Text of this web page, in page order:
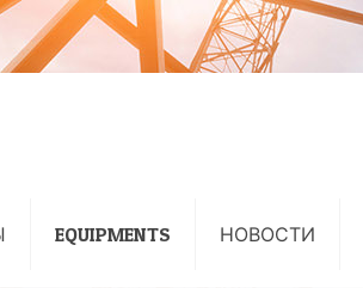
EQUIPMENTS НОВОСТИ